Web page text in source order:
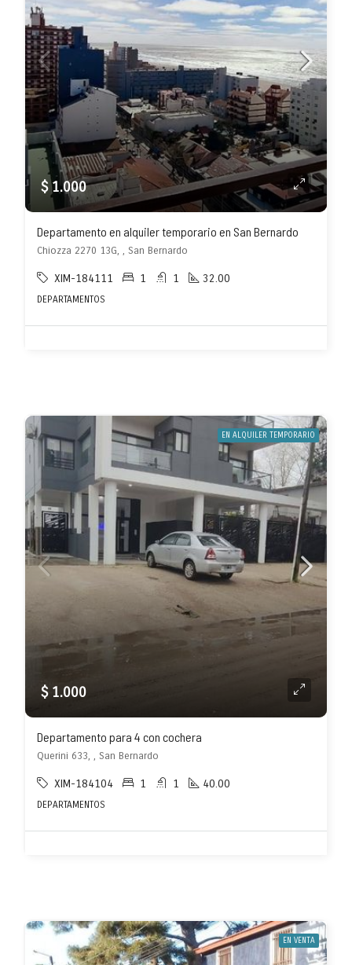
$ 1.000
Departamento en alquiler temporario en San Bernardo
Chiozza 2270 13G, , San Bernardo
XIM-184111 1 1 32.00
DEPARTAMENTOS
EN ALQUILER TEMPORARIO
$ 1.000
Departamento para 4 con cochera
Querini 633, , San Bernardo
XIM-184104 1 1 40.00
DEPARTAMENTOS
EN VENTA